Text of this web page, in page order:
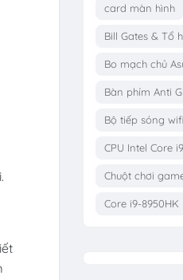
card màn hình
Bill Gates & Tổ
Bo mạch chủ
Bàn phím Anti
Bộ tiếp sóng wifi
CPU Intel Core
Chuột chơi
G703
Core i9-8950HK